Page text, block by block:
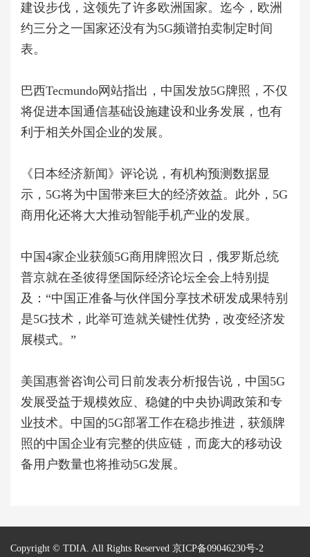
建设步伐，这领先了许多欧洲国家。迄今，欧洲
约三分之一国家还没有为5G频谱拍卖制定时间
表。
巴西Tecmundo网站指出，中国发放5G牌照，不仅
将促进本国通信基础设施建设和业务发展，也有
利于相关外国企业的发展。
《日本经济新闻》评论说，有机构预测数据显
示，5G将为中国带来巨大的经济效益。此外，5G
商用化还将大大推动智能手机产业的发展。
中国4家企业获颁5G商用牌照次日，俄罗斯总统
普京就在圣彼得堡国际经济论坛全会上特别提
及：“中国正准备与伙伴国分享技术研发成果特别
是5G技术，此举可造就关键性优势，改变经济发
展模式。”
美国惠誉咨询公司日前发表分析报告说，中国5G
发展受益于规模效应、稳健的中央协调政策和专
业技术。中国的5G部署工作在稳步推进，获颁牌
照的中国企业有完整的供应链，而庞大的移动设
备用户数量也将推动5G发展。
Copyright © TDIA. All Rights Reserved 京ICP备09046230号-2